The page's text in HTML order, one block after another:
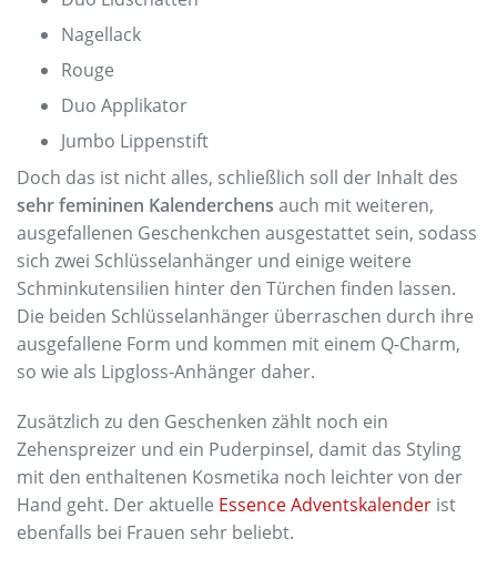
Nagellack
Rouge
Duo Applikator
Jumbo Lippenstift
Doch das ist nicht alles, schließlich soll der Inhalt des
sehr femininen Kalenderchens auch mit weiteren,
ausgefallenen Geschenkchen ausgestattet sein, sodass
sich zwei Schlüsselanhänger und einige weitere
Schminkutensilien hinter den Türchen finden lassen.
Die beiden Schlüsselanhänger überraschen durch ihre
ausgefallene Form und kommen mit einem Q-Charm,
so wie als Lipgloss-Anhänger daher.
Zusätzlich zu den Geschenken zählt noch ein
Zehenspreizer und ein Puderpinsel, damit das Styling
mit den enthaltenen Kosmetika noch leichter von der
Hand geht. Der aktuelle Essence Adventskalender ist
ebenfalls bei Frauen sehr beliebt.